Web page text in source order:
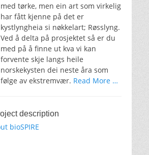
med tørke, men ein art som virkelig
har fått kjenne på det er
kystlyngheia si nøkkelart; Røsslyng.
Ved å delta på prosjektet så er du
med på å finne ut kva vi kan
forvente skje langs heile
norskekysten dei neste åra som
følge av ekstremvær. Read More …
description
bioSPIRE